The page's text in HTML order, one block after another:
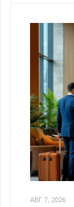
АВГ 7, 2026